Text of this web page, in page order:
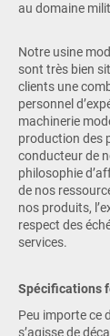
au domaine
Notre usine
sont très bien
clients une
personnel
machinerie
production des
conducteur de
philosophie
de nos
nos produits,
respect des
services.
Spécifications
Peu importe ce
s’agisse de